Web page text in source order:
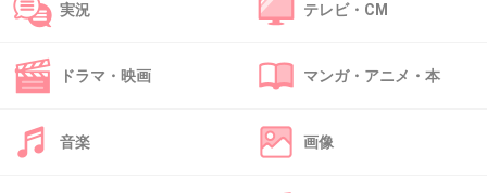
39. 匿名 2016/03/11(金) 11:33:20
こういう変なアゲ工作すればするほど
全然反省してないんだなと思う。
+442
実況 テレビ・CM
ドラマ・映画 マンガ・アニメ・本
音楽 画像